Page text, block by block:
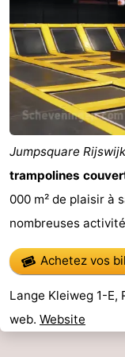
Jumpsquare Rijswijk
trampolines
000 m² de plaisir à
nombreuses
Achetez vos
Lange Kleiweg 1-E,
web. Website